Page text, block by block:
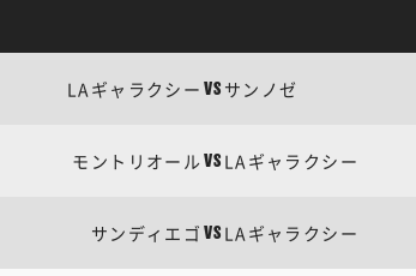
LAギャラクシー VS サンノゼ
モントリオールVS LAギャラクシー
サンディエゴ VS LAギャラクシー